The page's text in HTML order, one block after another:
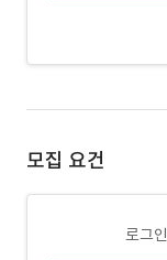
모집 요건
로그